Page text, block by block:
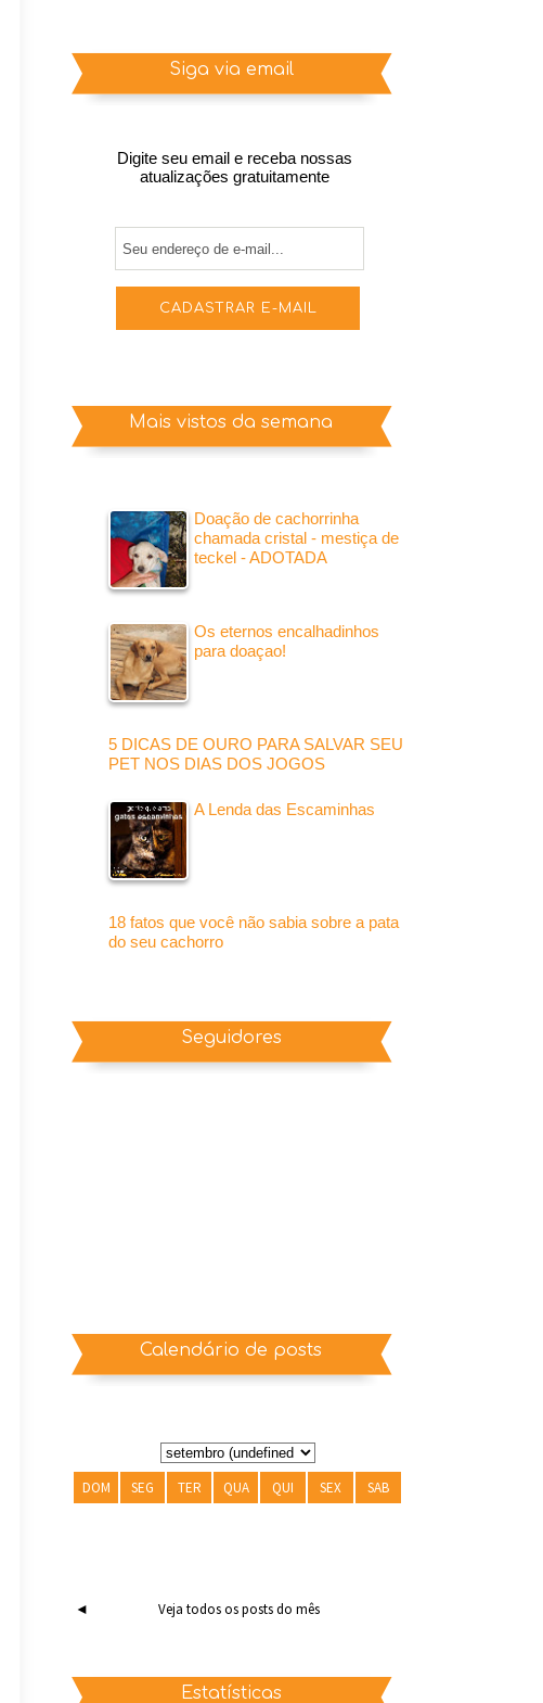
Siga via email
Digite seu email e receba nossas
atualizações gratuitamente
Mais vistos da semana
Doação de cachorrinha
chamada cristal - mestiça de
teckel - ADOTADA
Os eternos encalhadinhos
para doaçao!
5 DICAS DE OURO PARA SALVAR SEU
PET NOS DIAS DOS JOGOS
A Lenda das Escaminhas
18 fatos que você não sabia sobre a pata
do seu cachorro
Seguidores
Calendário de posts
DOM SEG TER QUA QUI SEX SAB
◄ Veja todos os posts do mês
Estatísticas